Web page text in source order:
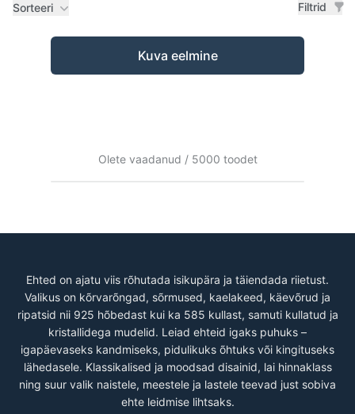
Ehted on ajatu viis rõhutada isikupära ja täiendada riietust.
Valikus on kõrvarõngad, sõrmused, kaelakeed, käevõrud ja
ripatsid nii 925 hõbedast kui ka 585 kullast, samuti kullatud ja
kristallidega mudelid. Leiad ehteid igaks puhuks –
igapäevaseks kandmiseks, pidulikuks õhtuks või kingituseks
lähedasele. Klassikalised ja moodsad disainid, lai hinnaklass
ning suur valik naistele, meestele ja lastele teevad just sobiva
ehte leidmise lihtsaks.
Sorteeri Filtrid
Tooted
Kuva eelmine
Olete vaadanud / 5000 toodet